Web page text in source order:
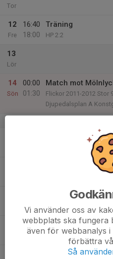
Tor
12
Fre
16:40
18:00
Träning
HP 2:2
13
Lör
14
Sön
00:00
01:30
Match mot
Flickor 2011-2012 Stor
Djupedalsplan A
Match mot
Vi använder oss av
webbplats ska fungera
även för webbanalys
förbättra
Så